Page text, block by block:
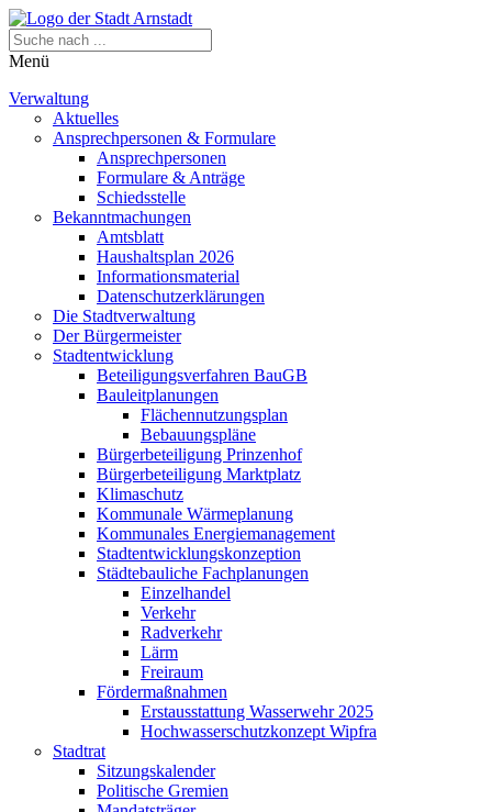
Menü
Verwaltung
Aktuelles
Ansprechpersonen & Formulare
Ansprechpersonen
Formulare & Anträge
Schiedsstelle
Bekanntmachungen
Amtsblatt
Haushaltsplan 2026
Informationsmaterial
Datenschutzerklärungen
Die Stadtverwaltung
Der Bürgermeister
Stadtentwicklung
Beteiligungsverfahren BauGB
Bauleitplanungen
Flächennutzungsplan
Bebauungspläne
Bürgerbeteiligung Prinzenhof
Bürgerbeteiligung Marktplatz
Klimaschutz
Kommunale Wärmeplanung
Kommunales Energiemanagement
Stadtentwicklungskonzeption
Städtebauliche Fachplanungen
Einzelhandel
Verkehr
Radverkehr
Lärm
Freiraum
Fördermaßnahmen
Erstausstattung Wasserwehr 2025
Hochwasserschutzkonzept Wipfra
Stadtrat
Sitzungskalender
Politische Gremien